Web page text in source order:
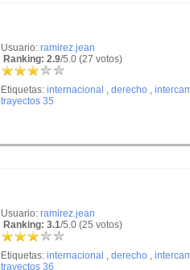
Usuario: ramirez.jean
Ranking: 2.9/5.0 (27 votos)
Etiquetas: internacional , derecho ,
trayectos 35
Usuario: ramirez.jean
Ranking: 3.1/5.0 (25 votos)
Etiquetas: internacional , derecho ,
trayectos 36